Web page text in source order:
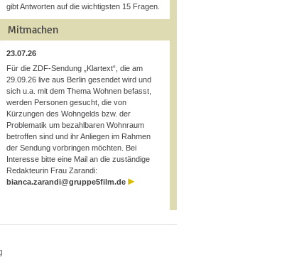
gibt Antworten auf die wichtigsten 15 Fragen.
Mitmachen
23.07.26
Für die ZDF-Sendung „Klartext“, die am
29.09.26 live aus Berlin gesendet wird und
sich u.a. mit dem Thema Wohnen befasst,
werden Personen gesucht, die von
Kürzungen des Wohngelds bzw. der
Problematik um bezahlbaren Wohnraum
betroffen sind und ihr Anliegen im Rahmen
der Sendung vorbringen möchten. Bei
Interesse bitte eine Mail an die zuständige
Redakteurin Frau Zarandi:
bianca.zarandi@gruppe5film.de